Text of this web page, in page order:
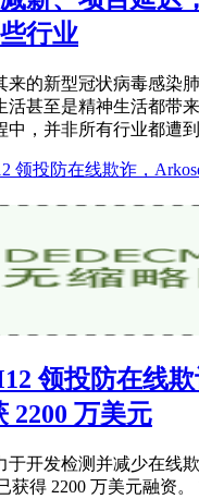
行业
来的新型冠状病毒感染
活甚至是精神生活都带
中，并非所有行业都遭
领投防在线
2200 万美元
于开发检测并减少在线
获得 2200 万美元融资